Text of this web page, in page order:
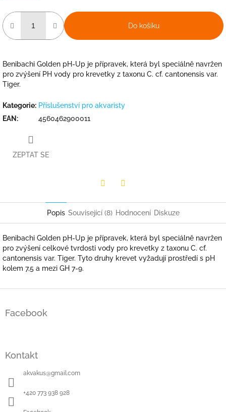
Do košíku
Benibachi Golden pH-Up je přípravek, která byl speciálně navržen
pro zvýšení PH vody pro krevetky z taxonu C. cf. cantonensis var.
Tiger.
Kategorie: Příslušenství pro akvaristy
EAN : 4560462900011
ZEPTAT SE
Popis Související (8) Hodnocení Diskuze
Benibachi Golden pH-Up je přípravek, která byl speciálně navržen
pro zvýšení celkové tvrdosti vody pro krevetky z taxonu C. cf.
cantonensis var. Tiger. Tyto druhy krevet vyžadují prostředí s pH
kolem 7,5 a mezi GH 7-9.
Facebook
Kontakt
akvakus@gmail.com
+420 773 938 928